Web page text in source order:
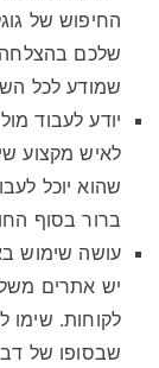
החיפוש של
שלכם
שמודע לכל
יודע לעבוד
לאיש מקצוע
שהוא יוכל
ברור בסוף
עושה שימוש
יש אתרים
לקוחות.
שבסופו של